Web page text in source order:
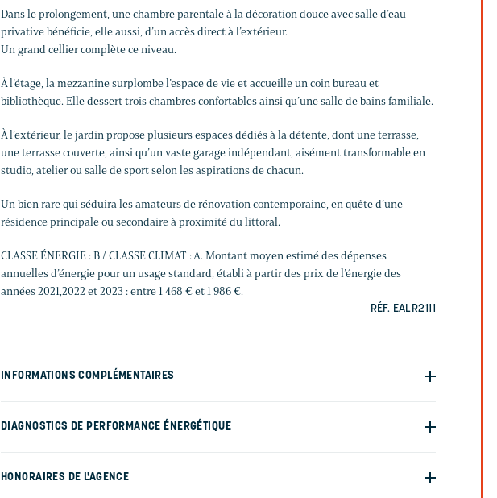
Dans le prolongement, une chambre parentale à la décoration douce avec salle d’eau
privative bénéficie, elle aussi, d’un accès direct à l’extérieur.
Un grand cellier complète ce niveau.
À l’étage, la mezzanine surplombe l’espace de vie et accueille un coin bureau et
bibliothèque. Elle dessert trois chambres confortables ainsi qu’une salle de bains familiale.
À l’extérieur, le jardin propose plusieurs espaces dédiés à la détente, dont une terrasse,
une terrasse couverte, ainsi qu’un vaste garage indépendant, aisément transformable en
studio, atelier ou salle de sport selon les aspirations de chacun.
Un bien rare qui séduira les amateurs de rénovation contemporaine, en quête d’une
résidence principale ou secondaire à proximité du littoral.
CLASSE ÉNERGIE : B / CLASSE CLIMAT : A. Montant moyen estimé des dépenses
annuelles d’énergie pour un usage standard, établi à partir des prix de l’énergie des
années 2021,2022 et 2023 : entre 1 468 € et 1 986 €.
RÉF. EALR2111
INFORMATIONS COMPLÉMENTAIRES
DIAGNOSTICS DE PERFORMANCE ÉNERGÉTIQUE
HONORAIRES DE L'AGENCE